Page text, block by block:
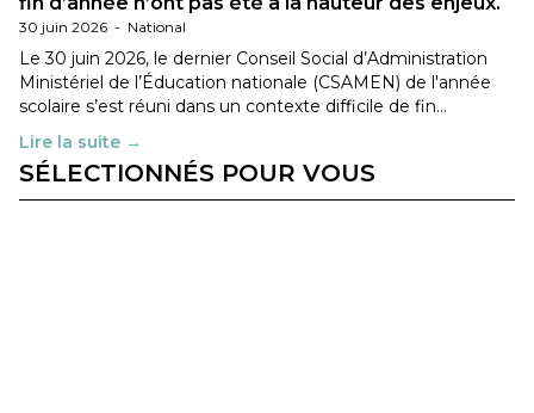
30 juin 2026 - National
Le 30 juin 2026, le dernier Conseil Social d’Administration
Ministériel de l’Éducation nationale (CSAMEN) de l'année
scolaire s’est réuni dans un contexte difficile de fin…
Lire la suite →
SÉLECTIONNÉS POUR VOUS